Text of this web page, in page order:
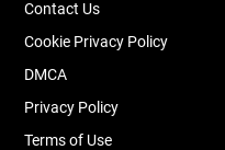
Contact Us
Cookie Privacy Policy
DMCA
Privacy Policy
Terms of Use